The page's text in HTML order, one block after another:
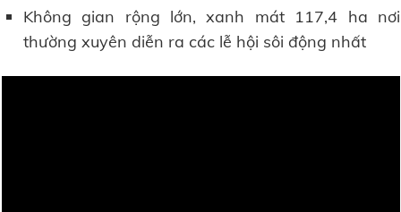
Không gian rộng lớn, xanh mát 117,4 ha nơi
thường xuyên diễn ra các lễ hội sôi động nhất